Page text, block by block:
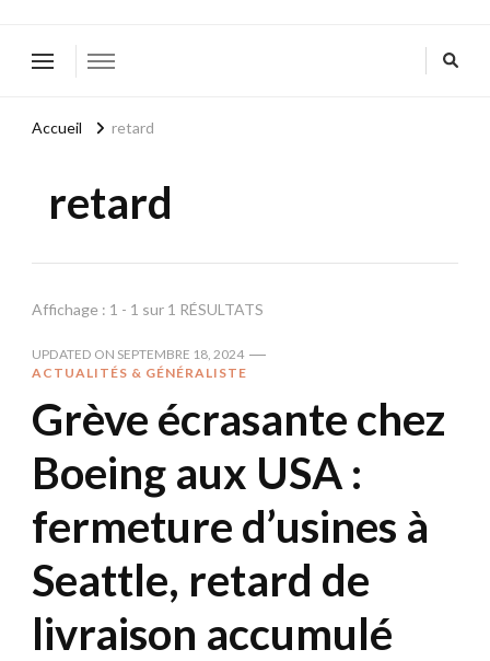
Accueil retard
retard
Affichage : 1 - 1 sur 1 RÉSULTATS
UPDATED ON SEPTEMBRE 18, 2024
ACTUALITÉS & GÉNÉRALISTE
Grève écrasante chez
Boeing aux USA :
fermeture d’usines à
Seattle, retard de
livraison accumulé